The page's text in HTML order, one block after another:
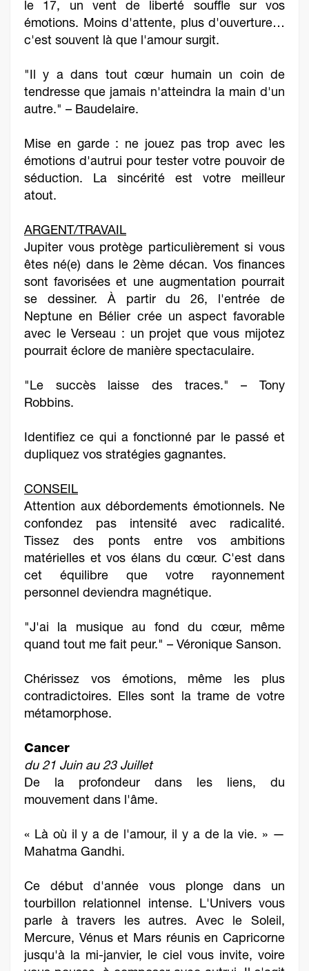
le 17, un vent de liberté souffle sur vos
émotions. Moins d'attente, plus d'ouverture…
c'est souvent là que l'amour surgit.
"Il y a dans tout cœur humain un coin de
tendresse que jamais n'atteindra la main d'un
autre." – Baudelaire.
Mise en garde : ne jouez pas trop avec les
émotions d'autrui pour tester votre pouvoir de
séduction. La sincérité est votre meilleur
atout.
ARGENT/TRAVAIL
Jupiter vous protège particulièrement si vous
êtes né(e) dans le 2ème décan. Vos finances
sont favorisées et une augmentation pourrait
se dessiner. À partir du 26, l'entrée de
Neptune en Bélier crée un aspect favorable
avec le Verseau : un projet que vous mijotez
pourrait éclore de manière spectaculaire.
"Le succès laisse des traces." – Tony
Robbins.
Identifiez ce qui a fonctionné par le passé et
dupliquez vos stratégies gagnantes.
CONSEIL
Attention aux débordements émotionnels. Ne
confondez pas intensité avec radicalité.
Tissez des ponts entre vos ambitions
matérielles et vos élans du cœur. C'est dans
cet équilibre que votre rayonnement
personnel deviendra magnétique.
"J'ai la musique au fond du cœur, même
quand tout me fait peur." – Véronique Sanson.
Chérissez vos émotions, même les plus
contradictoires. Elles sont la trame de votre
métamorphose.
Cancer
du 21 Juin au 23 Juillet
De la profondeur dans les liens, du
mouvement dans l'âme.
« Là où il y a de l'amour, il y a de la vie. » —
Mahatma Gandhi.
Ce début d'année vous plonge dans un
tourbillon relationnel intense. L'Univers vous
parle à travers les autres. Avec le Soleil,
Mercure, Vénus et Mars réunis en Capricorne
jusqu'à la mi-janvier, le ciel vous invite, voire